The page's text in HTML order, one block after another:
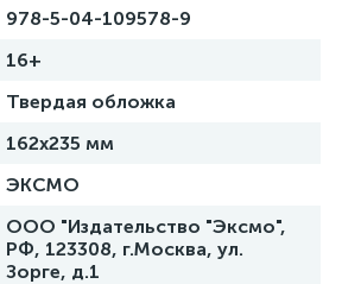
978-5-04-109578-9
16+
Твердая обложка
162x235 мм
ЭКСМО
ООО "Издательство "Эксмо",
РФ, 123308, г.Москва, ул.
Зорге, д.1